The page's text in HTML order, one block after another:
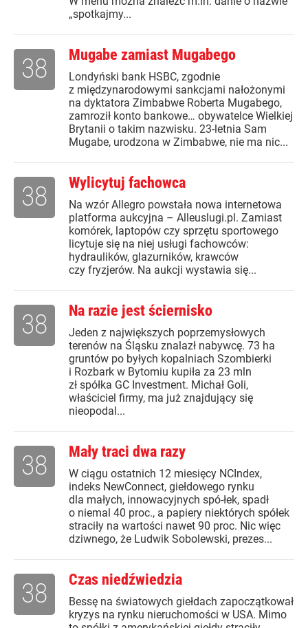
„spotkajmy...
Mugabe zamiast Mugabego
Londyński bank HSBC, zgodnie
z międzynarodowymi sankcjami nałożonymi
na dyktatora Zimbabwe Roberta Mugabego,
zamroził konto bankowe… obywatelce Wielkiej
Brytanii o takim nazwisku. 23-letnia Sam
Mugabe, urodzona w Zimbabwe, nie ma nic...
38
Wylicytuj fachowca
Na wzór Allegro powstała nowa internetowa
platforma aukcyjna – Alleuslugi.pl. Zamiast
komórek, laptopów czy sprzętu sportowego
licytuje się na niej usługi fachowców:
hydraulików, glazurników, krawców
czy fryzjerów. Na aukcji wystawia się...
38
Na razie jest ściernisko
Jeden z największych poprzemysłowych
terenów na Śląsku znalazł nabywcę. 73 ha
gruntów po byłych kopalniach Szombierki
i Rozbark w Bytomiu kupiła za 23 mln
zł spółka GC Investment. Michał Goli,
właściciel firmy, ma już znajdujący się
nieopodal...
38
Mały traci dwa razy
W ciągu ostatnich 12 miesięcy NCIndex,
indeks NewConnect, giełdowego rynku
dla małych, innowacyjnych spó-łek, spadł
o niemal 40 proc., a papiery niektórych spółek
straciły na wartości nawet 90 proc. Nic więc
dziwnego, że Ludwik Sobolewski, prezes...
38
Czas niedźwiedzia
Bessę na światowych giełdach zapoczątkował
kryzys na rynku nieruchomości w USA. Mimo
38